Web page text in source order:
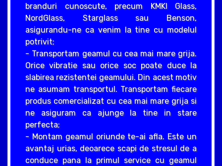
branduri cunoscute, precum KMKI Glass,
NordGlass, Starglass sau Benson,
asigurandu-ne ca venim la tine cu modelul
potrivit;
- Transportam geamul cu cea mai mare grija.
Orice vibratie sau orice soc poate duce la
slabirea rezistentei geamului. Din acest motiv
ne asumam transportul. Transportam fiecare
produs comercializat cu cea mai mare grija si
ne asiguram ca ajunge la tine in stare
perfecta;
- Montam geamul oriunde te-ai afla. Este un
avantaj urias, deoarece scapi de stresul de a
conduce pana la primul service cu geamul